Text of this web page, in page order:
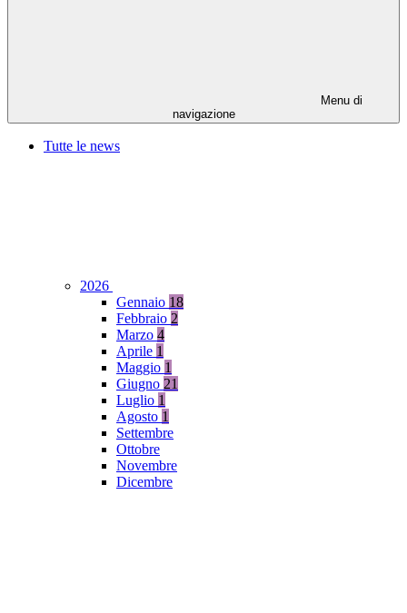
Menu di
navigazione
Tutte le news
2026
Gennaio 18
Febbraio 2
Marzo 4
Aprile 1
Maggio 1
Giugno 21
Luglio 1
Agosto 1
Settembre
Ottobre
Novembre
Dicembre